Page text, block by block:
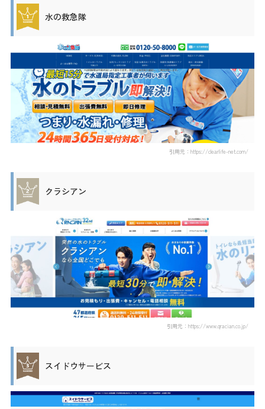
水の救急隊
引用元：https://clearlife-net.com/
クラシアン
引用元：https://www.qracian.co.jp/
スイドウサービス